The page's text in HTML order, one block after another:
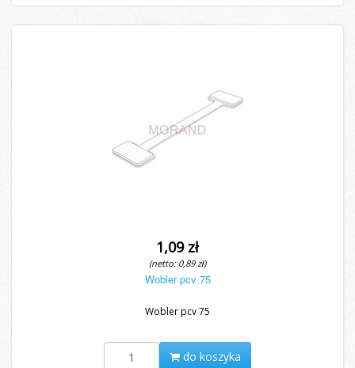
1,09 zł
(netto: 0,89 zł)
Wobler pcv 75
Wobler pcv 75
do koszyka